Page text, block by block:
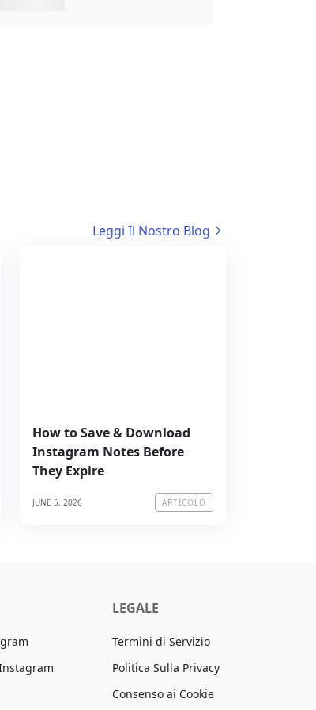
Leggi Il Nostro Blog
JUNE 5, 2026 ARTICOLO
How to Save & Download
Instagram Notes Before
They Expire
LEGALE
Termini di Servizio
Politica Sulla Privacy
Consenso ai Cookie